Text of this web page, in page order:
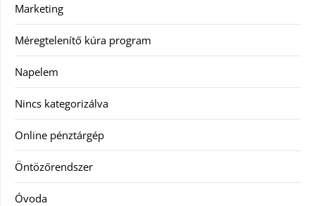
Marketing
Méregtelenítő kúra program
Napelem
Nincs kategorizálva
Online pénztárgép
Öntözőrendszer
Óvoda